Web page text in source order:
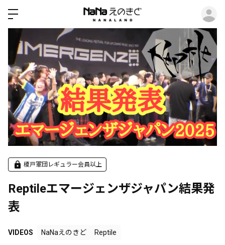
榎戸軍団レギュラー会員以上
Reptileエマージェンザジャパン結果発
表
VIDEOS NaNaえのきど Reptile